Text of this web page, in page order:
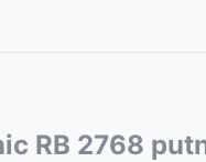
RB 2768